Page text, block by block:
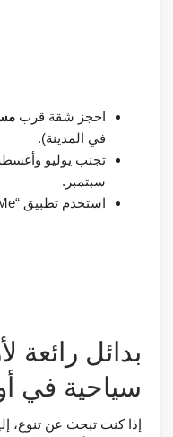
احجز شقة قرب
في المدينة).
تجنب يوليو
سبتمبر.
استخدم تطبيق “TaxiMe” لتجنب الغش في التاكسي.
بدائل
سياحية في